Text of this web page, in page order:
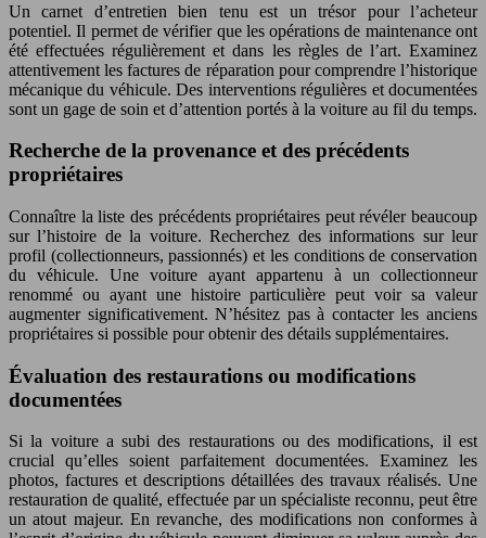
Un carnet d’entretien bien tenu est un trésor pour l’acheteur
potentiel. Il permet de vérifier que les opérations de maintenance ont
été effectuées régulièrement et dans les règles de l’art. Examinez
attentivement les factures de réparation pour comprendre l’historique
mécanique du véhicule. Des interventions régulières et documentées
sont un gage de soin et d’attention portés à la voiture au fil du temps.
Recherche de la provenance et des précédents
propriétaires
Connaître la liste des précédents propriétaires peut révéler beaucoup
sur l’histoire de la voiture. Recherchez des informations sur leur
profil (collectionneurs, passionnés) et les conditions de conservation
du véhicule. Une voiture ayant appartenu à un collectionneur
renommé ou ayant une histoire particulière peut voir sa valeur
augmenter significativement. N’hésitez pas à contacter les anciens
propriétaires si possible pour obtenir des détails supplémentaires.
Évaluation des restaurations ou modifications
documentées
Si la voiture a subi des restaurations ou des modifications, il est
crucial qu’elles soient parfaitement documentées. Examinez les
photos, factures et descriptions détaillées des travaux réalisés. Une
restauration de qualité, effectuée par un spécialiste reconnu, peut être
un atout majeur. En revanche, des modifications non conformes à